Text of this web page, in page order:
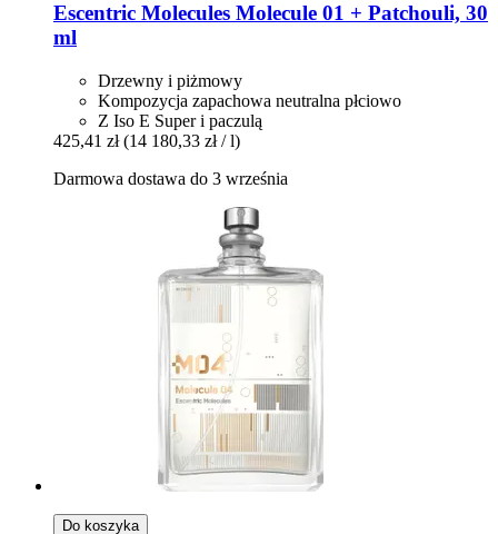
Escentric Molecules Molecule 01 + Patchouli, 30
ml
Drzewny i piżmowy
Kompozycja zapachowa neutralna płciowo
Z Iso E Super i paczulą
425,41 zł (14 180,33 zł / l)
Darmowa dostawa do 3 września
Do koszyka